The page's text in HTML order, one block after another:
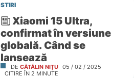
STIRI
Xiaomi 15 Ultra,
confirmat în versiune
globală. Când se
lansează
DE CĂTĂLIN NIȚU 05 / 02 / 2025
CITIRE ÎN 2 MINUTE